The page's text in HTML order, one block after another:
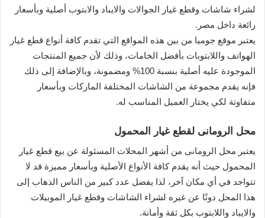
لشراء شاشات وقطع غيار الجوالات والايباد والابتوب أصلية وبأسعار
رائعة داخل مصر.
يعتبر موقع جوميا من بين هذه المواقع التي تقدم كافة أنواع قطع غيار
الهواتف واللابتوبات بأفضل الخامات، وذلك لأن جميع المنتجات
الموجودة عليه أصلية بنسبة 100% ومضمونة، وبالإضافة إلى ذلك
فإنه يقدم مجموعة من الشاشات المختلفة الماركات وبأسعار
متفاوتة لكي يختار العميل المناسب له.
محل الرومانى لقطع غيار المحمول
يعتبر محل الرومانى من أشهر المحلات المسئولة عن بيع قطع غيار
المحمول حيث أنه يقدم كافة الأنواع الأصلية وبأسعار مميزة قد لا
تتواجد في أي مكان آخر، لذا يفضل عدد كبير من الناس الذهاب إلى
هذا المحل دونًا عن غيره لشراء الشاشات وقطع غيار الموبيلات
والايباد واللابتوب بكل ثقة وأمانة.